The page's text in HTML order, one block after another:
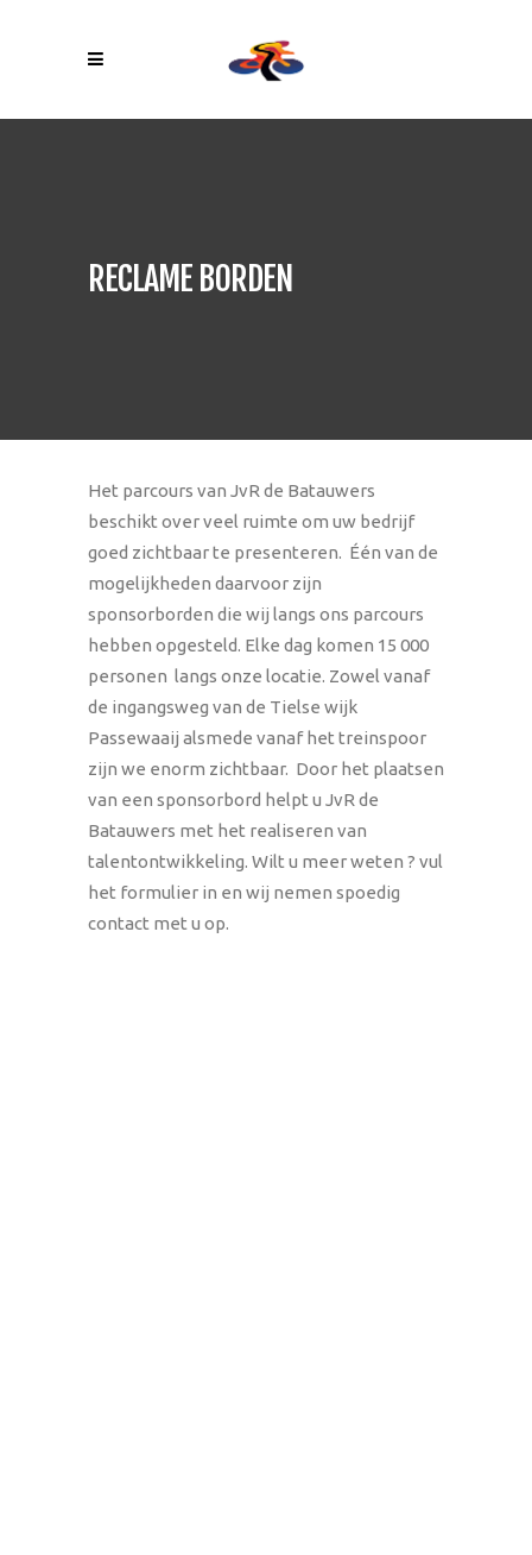
RECLAME BORDEN
Het parcours van JvR de Batauwers
beschikt over veel ruimte om uw bedrijf
goed zichtbaar te presenteren. Één van de
mogelijkheden daarvoor zijn
sponsorborden die wij langs ons parcours
hebben opgesteld. Elke dag komen 15 000
personen langs onze locatie. Zowel vanaf
de ingangsweg van de Tielse wijk
Passewaaij alsmede vanaf het treinspoor
zijn we enorm zichtbaar. Door het plaatsen
van een sponsorbord helpt u JvR de
Batauwers met het realiseren van
talentontwikkeling. Wilt u meer weten ? vul
het formulier in en wij nemen spoedig
contact met u op.